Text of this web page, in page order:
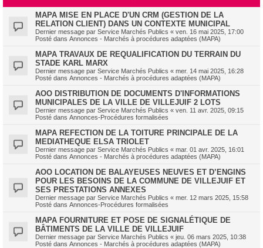
MAPA MISE EN PLACE D'UN CRM (GESTION DE LA
RELATION CLIENT) DANS UN CONTEXTE MUNICIPAL
Dernier message par Service Marchés Publics « ven. 16 mai 2025, 17:00
Posté dans Annonces - Marchés à procédures adaptées (MAPA)
MAPA TRAVAUX DE REQUALIFICATION DU TERRAIN DU
STADE KARL MARX
Dernier message par Service Marchés Publics « mer. 14 mai 2025, 16:28
Posté dans Annonces - Marchés à procédures adaptées (MAPA)
AOO DISTRIBUTION DE DOCUMENTS D'INFORMATIONS
MUNICIPALES DE LA VILLE DE VILLEJUIF 2 LOTS
Dernier message par Service Marchés Publics « ven. 11 avr. 2025, 09:15
Posté dans Annonces-Procédures formalisées
MAPA REFECTION DE LA TOITURE PRINCIPALE DE LA
MEDIATHEQUE ELSA TRIOLET
Dernier message par Service Marchés Publics « mar. 01 avr. 2025, 16:01
Posté dans Annonces - Marchés à procédures adaptées (MAPA)
AOO LOCATION DE BALAYEUSES NEUVES ET D’ENGINS
POUR LES BESOINS DE LA COMMUNE DE VILLEJUIF ET
SES PRESTATIONS ANNEXES
Dernier message par Service Marchés Publics « mer. 12 mars 2025, 15:58
Posté dans Annonces-Procédures formalisées
MAPA FOURNITURE ET POSE DE SIGNALÉTIQUE DE
BÂTIMENTS DE LA VILLE DE VILLEJUIF
Dernier message par Service Marchés Publics « jeu. 06 mars 2025, 10:38
Posté dans Annonces - Marchés à procédures adaptées (MAPA)